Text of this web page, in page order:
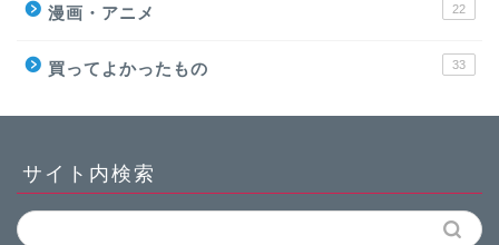
漫画・アニメ 22
買ってよかったもの 33
サイト内検索